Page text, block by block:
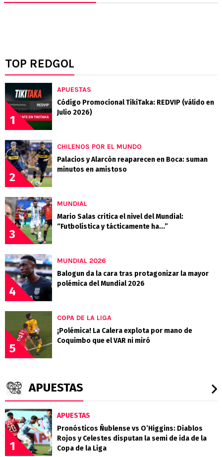
TOP REDGOL
1
APUESTAS
Código Promocional TikiTaka: REDVIP (válido en
Julio 2026)
2
CHILENOS POR EL MUNDO
Palacios y Alarcón reaparecen en Boca: suman
minutos en amistoso
3
MUNDIAL
Mario Salas critica el nivel del Mundial:
“Futbolística y tácticamente ha...”
4
MUNDIAL 2026
Balogun da la cara tras protagonizar la mayor
polémica del Mundial 2026
5
COPA DE LA LIGA
¡Polémica! La Calera explota por mano de
Coquimbo que el VAR ni miró
APUESTAS
1
APUESTAS
Pronósticos Ñublense vs O’Higgins: Diablos
Rojos y Celestes disputan la semi de ida de la
Copa de la Liga